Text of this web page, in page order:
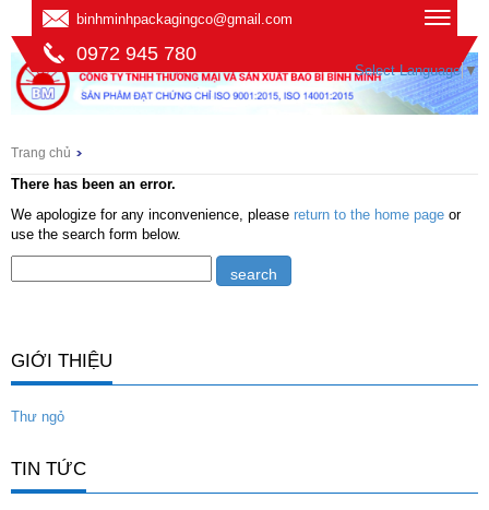
binhminhpackagingco@gmail.com
0972 945 780
Select Language ▼
Trang chủ
There has been an error.
We apologize for any inconvenience, please return to the home page or
use the search form below.
GIỚI THIỆU
Thư ngỏ
TIN TỨC